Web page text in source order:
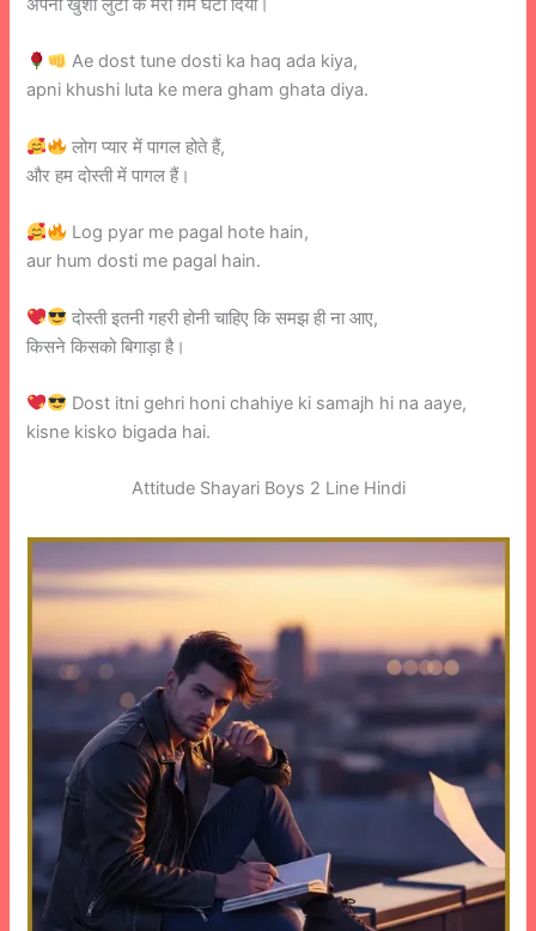
अपनी खुशी लुटा के मेरा ग़म घटा दिया।
Ae dost tune dosti ka haq ada kiya,
apni khushi luta ke mera gham ghata diya.
लोग प्यार में पागल होते हैं,
और हम दोस्ती में पागल हैं।
Log pyar me pagal hote hain,
aur hum dosti me pagal hain.
दोस्ती इतनी गहरी होनी चाहिए कि समझ ही ना आए,
किसने किसको बिगाड़ा है।
Dost itni gehri honi chahiye ki samajh hi na aaye,
kisne kisko bigada hai.
Attitude Shayari Boys 2 Line Hindi